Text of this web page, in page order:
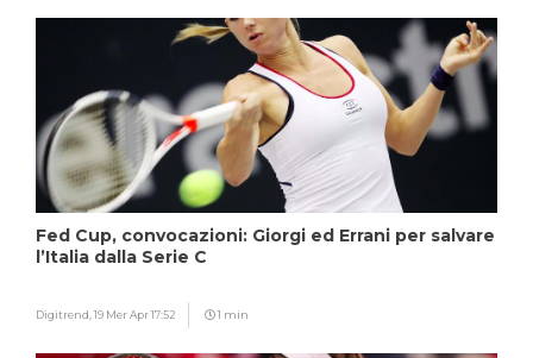
Fed Cup, convocazioni: Giorgi ed Errani per salvare
l’Italia dalla Serie C
Digitrend,19 Mer Apr 17:52 1 min